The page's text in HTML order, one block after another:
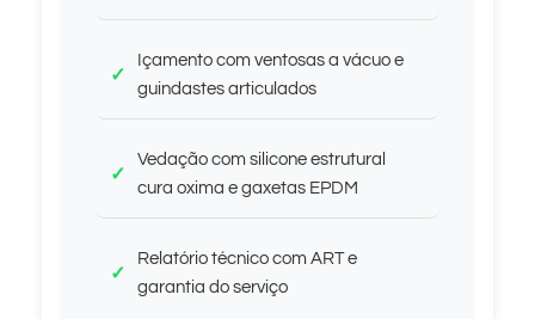
Içamento com ventosas a vácuo e
guindastes articulados
Vedação com silicone estrutural
cura oxima e gaxetas EPDM
Relatório técnico com ART e
garantia do serviço